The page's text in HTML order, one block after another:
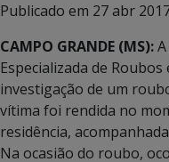
Publicado em 27 abr
CAMPO GRANDE (MS):
Especializada de
investigação de um
vítima foi rendida no
residência,
Na ocasião do roubo,